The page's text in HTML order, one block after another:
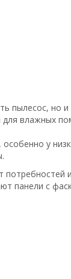
пылесос, но
для влажных
у
панели с